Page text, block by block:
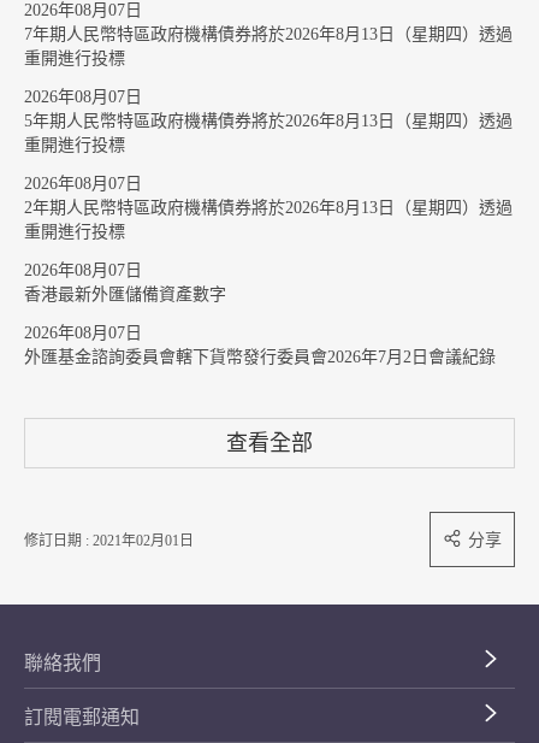
2026年08月07日
7年期人民幣特區政府機構債券將於2026年8月13日（星期四）透過
重開進行投標
2026年08月07日
5年期人民幣特區政府機構債券將於2026年8月13日（星期四）透過
重開進行投標
2026年08月07日
2年期人民幣特區政府機構債券將於2026年8月13日（星期四）透過
重開進行投標
2026年08月07日
香港最新外匯儲備資產數字
2026年08月07日
外匯基金諮詢委員會轄下貨幣發行委員會2026年7月2日會議紀錄
查看全部
修訂日期 : 2021年02月01日 分享
聯絡我們
訂閱電郵通知